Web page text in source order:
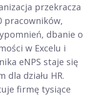
przekracza
pracowników,
dbanie o
w Excelu i
eNPS staje się
dla działu HR.
firmę tysiące